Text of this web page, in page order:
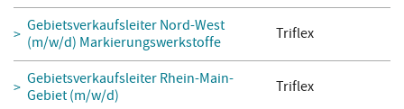
Gebietsverkaufsleiter Nord-West
(m/w/d) Markierungswerkstoffe
Triflex
Gebietsverkaufsleiter Rhein-Main-
Gebiet (m/w/d)
Triflex